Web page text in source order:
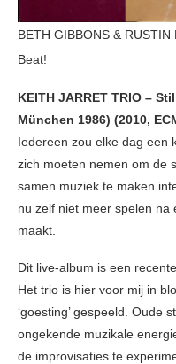
BETH GIBBONS &
Beat!
KEITH JARRET TRIO –
München 1986) (2010,
Iedereen zou elke dag een
zich moeten nemen om de
samen muziek te maken
nu zelf niet meer spelen na
maakt.
Dit live-album is een
Het trio is hier voor mij in
‘goesting’ gespeeld. Oude
ongekende muzikale
de improvisaties te